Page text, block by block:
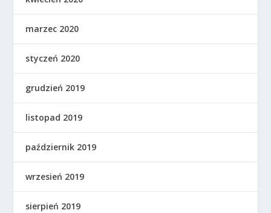
marzec 2020
styczeń 2020
grudzień 2019
listopad 2019
październik 2019
wrzesień 2019
sierpień 2019